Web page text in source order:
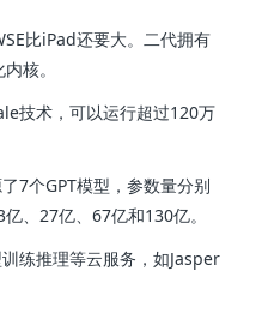
比iPad还要大。二代拥有
核。
术，可以运行超过120万
个GPT模型，参数量分别
、27亿、67亿和130亿。
推理等云服务，如Jasper